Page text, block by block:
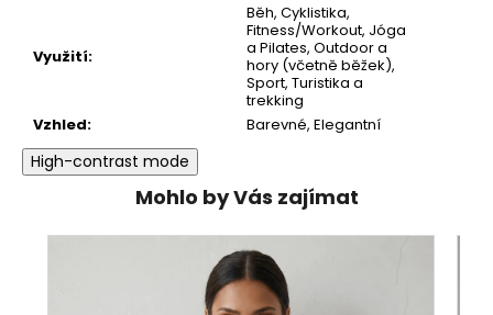
Využití:
Běh, Cyklistika,
Fitness/Workout, Jóga
a Pilates, Outdoor a
hory (včetně běžek),
Sport, Turistika a
trekking
Vzhled: Barevné, Elegantní
High-contrast mode